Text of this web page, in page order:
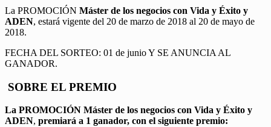
La PROMOCIÓN Máster de los negocios con Vida y Éxito y
ADEN, estará vigente del 20 de marzo de 2018 al 20 de mayo de
2018.
FECHA DEL SORTEO: 01 de junio Y SE ANUNCIA AL
GANADOR.
SOBRE EL PREMIO
La PROMOCIÓN Máster de los negocios con Vida y Éxito y
ADEN, premiará a 1 ganador, con el siguiente premio: